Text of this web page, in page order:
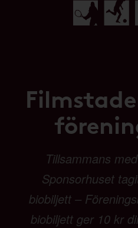
Tillsammans
Sponsorhuset
biobiljett –
biobiljett ger 10 kr